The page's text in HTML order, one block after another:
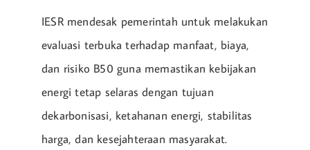
IESR mendesak pemerintah untuk melakukan
evaluasi terbuka terhadap manfaat, biaya,
dan risiko B50 guna memastikan kebijakan
energi tetap selaras dengan tujuan
dekarbonisasi, ketahanan energi, stabilitas
harga, dan kesejahteraan masyarakat.